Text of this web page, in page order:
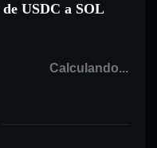
USDC a SOL